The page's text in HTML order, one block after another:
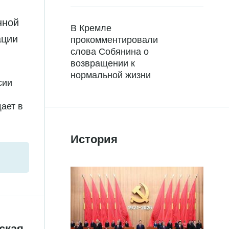
в
В Кремле
прокомментировали
слова Собянина о
возвращении к
нормальной жизни
История